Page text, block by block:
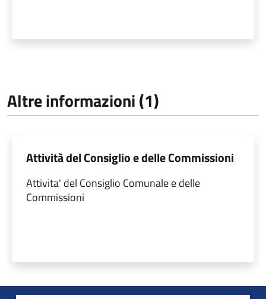
Altre informazioni (1)
Attività del Consiglio e delle Commissioni
Attivita' del Consiglio Comunale e delle
Commissioni